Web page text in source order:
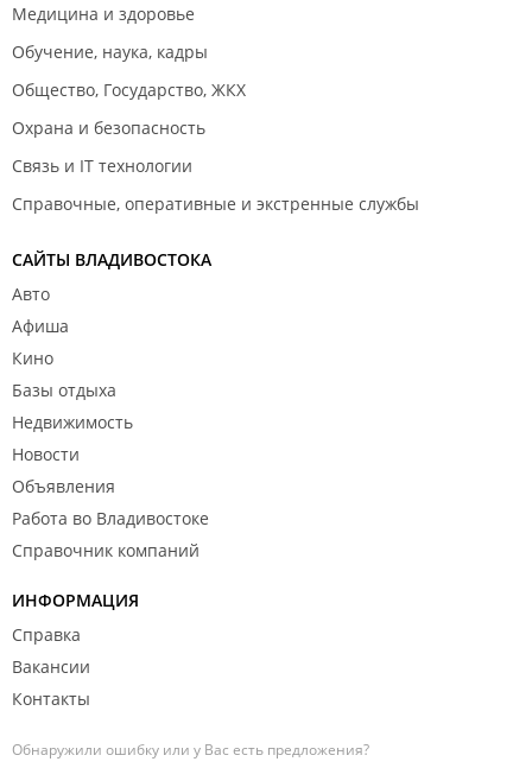
Медицина и здоровье
Обучение, наука, кадры
Общество, Государство, ЖКХ
Охрана и безопасность
Связь и IT технологии
Справочные, оперативные и экстренные службы
САЙТЫ ВЛАДИВОСТОКА
Авто
Афиша
Кино
Базы отдыха
Недвижимость
Новости
Объявления
Работа во Владивостоке
Справочник компаний
ИНФОРМАЦИЯ
Справка
Вакансии
Контакты
Обнаружили ошибку или у Вас есть предложения?